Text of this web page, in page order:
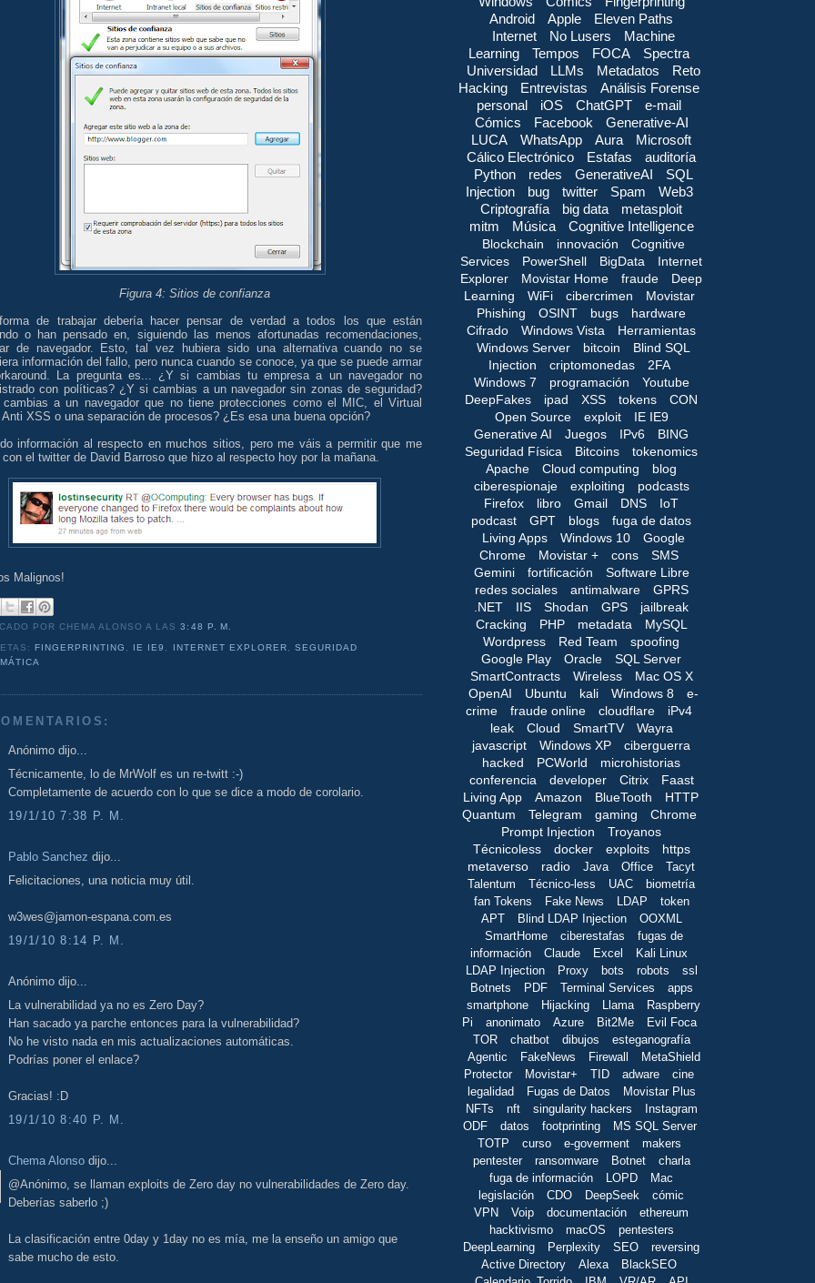
Figura 4: Sitios de confianza
de trabajar debería hacer pensar de verdad a todos los que están
o han pensado en, siguiendo las menos afortunadas recomendaciones,
de navegador. Esto, tal vez hubiera sido una alternativa cuando no se
información del fallo, pero nunca cuando se conoce, ya que se puede armar
La pregunta es... ¿Y si cambias tu empresa a un navegador no
con políticas? ¿Y si cambias a un navegador sin zonas de seguridad?
a un navegador que no tiene protecciones como el MIC, el Virtual
XSS o una separación de procesos? ¿Es esa una buena opción?
información al respecto en muchos sitios, pero me váis a permitir que me
con el twitter de David Barroso que hizo al respecto hoy por la mañana.
Malignos!
POR CHEMA ALONSOA LAS3:48 P. M.
FINGERPRINTING , IE IE9 , INTERNET EXPLORER, SEGURIDAD
Anónimo dijo...
Técnicamente, lo de MrWolf es un re-twitt :-)
Completamente de acuerdo con lo que se dice a modo de corolario.
19/1/10 7:38 P. M.
Pablo Sanchez dijo...
Felicitaciones, una noticia muy útil.
w3wes@jamon-espana.com.es
19/1/10 8:14 P. M.
Anónimo dijo...
La vulnerabilidad ya no es Zero Day?
Han sacado ya parche entonces para la vulnerabilidad?
No he visto nada en mis actualizaciones automáticas.
Podrías poner el enlace?
Gracias! :D
19/1/10 8:40 P. M.
Chema Alonso dijo...
@Anónimo, se llaman exploits de Zero day no vulnerabilidades de Zero day.
Deberías saberlo ;)
La clasificación entre 0day y 1day no es mía, me la enseño un amigo que
sabe mucho de esto.
Android
Apple
Eleven Paths
Internet
No Lusers
Machine
Learning
Tempos FOCA
Spectra
Universidad
LLMs Metadatos
Reto
Hacking
Entrevistas
Análisis Forense
personal
iOS ChatGPT
e-mail
Cómics
Facebook
Generative-AI
LUCA
WhatsApp Aura
Microsoft
Cálico Electrónico
Estafas
auditoría
Python
redes GenerativeAI
SQL
Injection
bug twitter Spam
Web3
Criptografía
big data
metasploit
mitm
Música Cognitive Intelligence
Blockchain innovación
Cognitive
Services
PowerShell BigData
Internet
Explorer
Movistar Home fraude
Deep
Learning
WiFi cibercrimen
Movistar
Phishing
OSINT bugs
hardware
Cifrado
Windows Vista
Herramientas
Windows Server
bitcoin
Blind SQL
Injection
criptomonedas
2FA
Windows 7
programación
Youtube
DeepFakes
ipad XSS tokens
CON
Open Source
exploit
IE IE9
Generative AI
Juegos IPv6
BING
Seguridad Física
Bitcoins
tokenomics
Apache
Cloud computing
blog
ciberespionaje
exploiting
podcasts
Firefox
libro Gmail DNS
IoT
podcast
GPT blogs
fuga de datos
Living Apps
Windows 10
Google
Chrome
Movistar + cons
SMS
Gemini
fortificación
Software Libre
redes sociales
antimalware
GPRS
.NET
IIS Shodan GPS
jailbreak
Cracking
PHP metadata
MySQL
Wordpress
Red Team
spoofing
Google Play
Oracle
SQL Server
SmartContracts
Wireless
Mac OS X
OpenAI
Ubuntu kali Windows 8
e-
crime
fraude online cloudflare
iPv4
leak
Cloud SmartTV
Wayra
javascript
Windows XP
ciberguerra
hacked
PCWorld
microhistorias
conferencia
developer Citrix
Faast
Living App
Amazon BlueTooth
HTTP
Quantum
Telegram gaming
Chrome
Prompt Injection
Troyanos
Técnicoless
docker exploits
https
metaverso
radio Java Office
Tacyt
Talentum
Técnico-less UAC
biometría
fan Tokens
Fake News LDAP
token
APT
Blind LDAP Injection
OOXML
SmartHome
ciberestafas
fugas de
información
Claude Excel
Kali Linux
LDAP Injection
Proxy bots robots
ssl
Botnets
PDF Terminal Services
apps
smartphone
Hijacking Llama
Raspberry
Pi
anonimato Azure Bit2Me
Evil Foca
TOR
chatbot dibujos
esteganografía
Agentic
FakeNews Firewall
MetaShield
Protector
Movistar+ TID adware
cine
legalidad
Fugas de Datos
Movistar Plus
NFTs
nft singularity hackers
Instagram
ODF
datos footprinting
MS SQL Server
TOTP
curso e-goverment
makers
pentester
ransomware Botnet
charla
fuga de información
LOPD
Mac
legislación
CDO DeepSeek
cómic
VPN
Voip documentación
ethereum
hacktivismo
macOS
pentesters
DeepLearning
Perplexity SEO
reversing
Active Directory
Alexa
BlackSEO